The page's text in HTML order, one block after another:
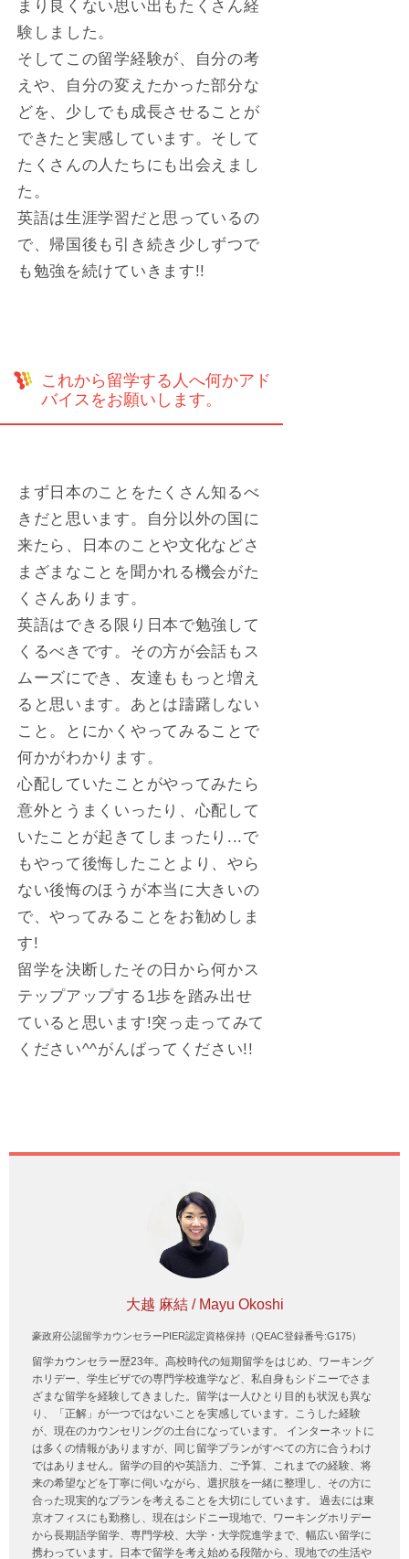
まり良くない思い出もたくさん経
験しました。
そしてこの留学経験が、自分の考
えや、自分の変えたかった部分な
どを、少しでも成長させることが
できたと実感しています。そして
たくさんの人たちにも出会えまし
た。
英語は生涯学習だと思っているの
で、帰国後も引き続き少しずつで
も勉強を続けていきます!!
これから留学する人へ何かアド
バイスをお願いします。
まず日本のことをたくさん知るべ
きだと思います。自分以外の国に
来たら、日本のことや文化などさ
まざまなことを聞かれる機会がた
くさんあります。
英語はできる限り日本で勉強して
くるべきです。その方が会話もス
ムーズにでき、友達ももっと増え
ると思います。あとは躊躇しない
こと。とにかくやってみることで
何かがわかります。
心配していたことがやってみたら
意外とうまくいったり、心配して
いたことが起きてしまったり...で
もやって後悔したことより、やら
ない後悔のほうが本当に大きいの
で、やってみることをお勧めしま
す!
留学を決断したその日から何かス
テップアップする1歩を踏み出せ
ていると思います!突っ走ってみて
ください^^がんばってください!!
大越 麻結 / Mayu Okoshi
豪政府公認留学カウンセラーPIER認定資格保持（QEAC登録番号:G175）
留学カウンセラー歴23年。高校時代の短期留学をはじめ、ワーキング
ホリデー、学生ビザでの専門学校進学など、私自身もシドニーでさま
ざまな留学を経験してきました。留学は一人ひとり目的も状況も異な
り、「正解」が一つではないことを実感しています。こうした経験
が、現在のカウンセリングの土台になっています。 インターネットに
は多くの情報がありますが、同じ留学プランがすべての方に合うわけ
ではありません。留学の目的や英語力、ご予算、これまでの経験、将
来の希望などを丁寧に伺いながら、選択肢を一緒に整理し、その方に
合った現実的なプランを考えることを大切にしています。 過去には東
京オフィスにも勤務し、現在はシドニー現地で、ワーキングホリデー
から長期語学留学、専門学校、大学・大学院進学まで、幅広い留学に
携わっています。日本で留学を考え始める段階から、現地での生活や